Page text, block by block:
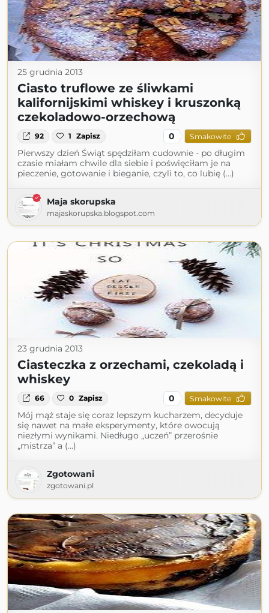
25 grudnia 2013
Ciasto truflowe ze śliwkami
kalifornijskimi whiskey i kruszonką
czekoladowo-orzechową
92 1 Zapisz 0 Smakowite
Pierwszy dzień Świąt spędziłam cudownie - po długim
czasie miałam chwile dla siebie i poświęciłam je na
pieczenie, gotowanie i bieganie, czyli to, co lubię (...)
Maja skorupska
majaskorupska.blogspot.com
23 grudnia 2013
Ciasteczka z orzechami, czekoladą i
whiskey
66 0 Zapisz 0 Smakowite
Mój mąż staje się coraz lepszym kucharzem, decyduje
się nawet na małe eksperymenty, które owocują
niezłymi wynikami. Niedługo „uczeń” przerośnie
„mistrza” a (...)
Zgotowani
zgotowani.pl